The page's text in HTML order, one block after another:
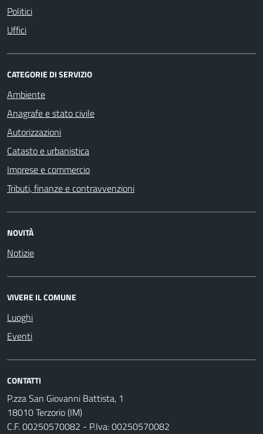
Politici
Uffici
CATEGORIE DI SERVIZIO
Ambiente
Anagrafe e stato civile
Autorizzazioni
Catasto e urbanistica
Imprese e commercio
Tributi, finanze e contravvenzioni
NOVITÀ
Notizie
VIVERE IL COMUNE
Luoghi
Eventi
CONTATTI
P.zza San Giovanni Battista, 1
18010 Terzorio (IM)
C.F. 00250570082 - P.Iva: 00250570082